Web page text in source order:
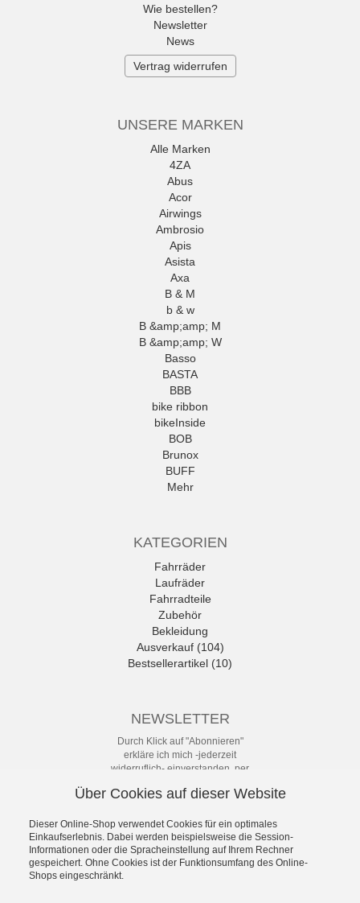
Wie bestellen?
Newsletter
News
Vertrag widerrufen
UNSERE MARKEN
Alle Marken
4ZA
Abus
Acor
Airwings
Ambrosio
Apis
Asista
Axa
B & M
b & w
B &amp;amp; M
B &amp;amp; W
Basso
BASTA
BBB
bike ribbon
bikeInside
BOB
Brunox
BUFF
Mehr
KATEGORIEN
Fahrräder
Laufräder
Fahrradteile
Zubehör
Bekleidung
Ausverkauf (104)
Bestsellerartikel (10)
NEWSLETTER
Durch Klick auf "Abonnieren"
erkläre ich mich -jederzeit
widerruflich- einverstanden, per
Abständen über Angebote und
Datenschutzerklärung mit weiteren
Details habe ich zur Kenntnis
genommen.
Über Cookies auf dieser Website
Dieser Online-Shop verwendet Cookies für ein optimales
Einkaufserlebnis. Dabei werden beispielsweise die Session-
Informationen oder die Spracheinstellung auf Ihrem Rechner
gespeichert. Ohne Cookies ist der Funktionsumfang des Online-
Shops eingeschränkt.